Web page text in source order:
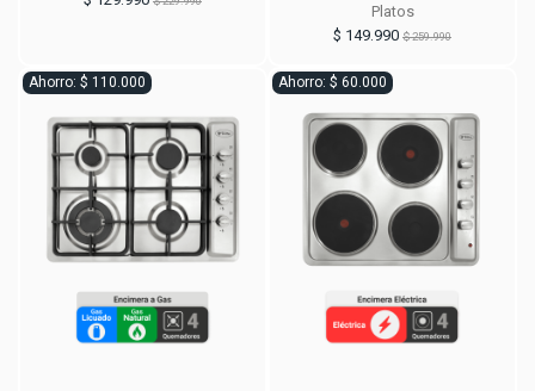
Platos
$ 149.990 $ 259.990
Ahorro: $ 110.000 Ahorro: $ 60.000